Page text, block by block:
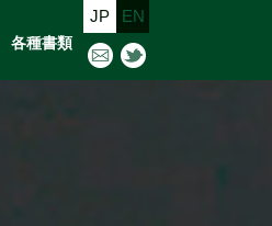
JP EN
各種書類